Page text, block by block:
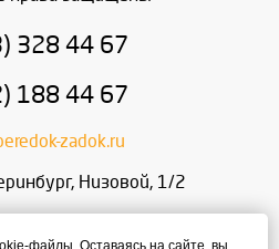
328 44 67
188 44 67
zadok.ru
, Низовой, 1/2
файлы. Оставаясь на сайте, вы